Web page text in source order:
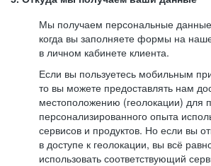
Мы получаем персональные
когда вы заполняете формы на
в личном кабинете клиента.
Если вы пользуетесь мобильным
то вы можете предоставлять нам
местоположению (геолокации) для
персонализированного опыта
сервисов и продуктов. Но если вы
в доступе к геолокации, вы всё
использовать соответствующий